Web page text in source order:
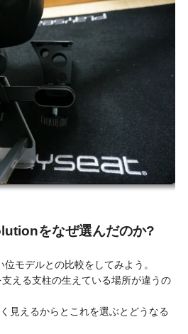
をなぜ選んだのか?
モデルとの比較をしてみよう。
える支柱の生えている場所が違うの
見えるからとこれを選ぶとどうなる